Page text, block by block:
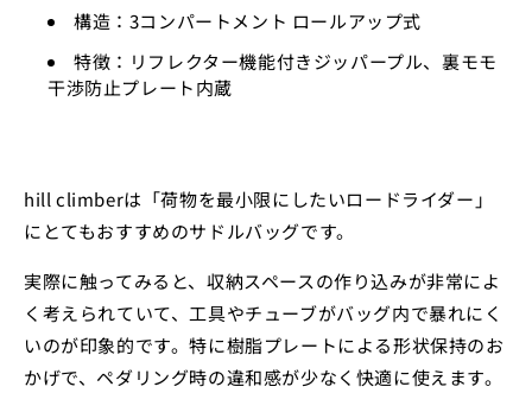
構造：3コンパートメント ロールアップ式
特徴：リフレクター機能付きジッパープル、裏モモ
干渉防止プレート内蔵
hill climberは「荷物を最小限にしたいロードライダー」
にとてもおすすめのサドルバッグです。
実際に触ってみると、収納スペースの作り込みが非常によ
く考えられていて、工具やチューブがバッグ内で暴れにく
いのが印象的です。特に樹脂プレートによる形状保持のお
かげで、ペダリング時の違和感が少なく快適に使えます。